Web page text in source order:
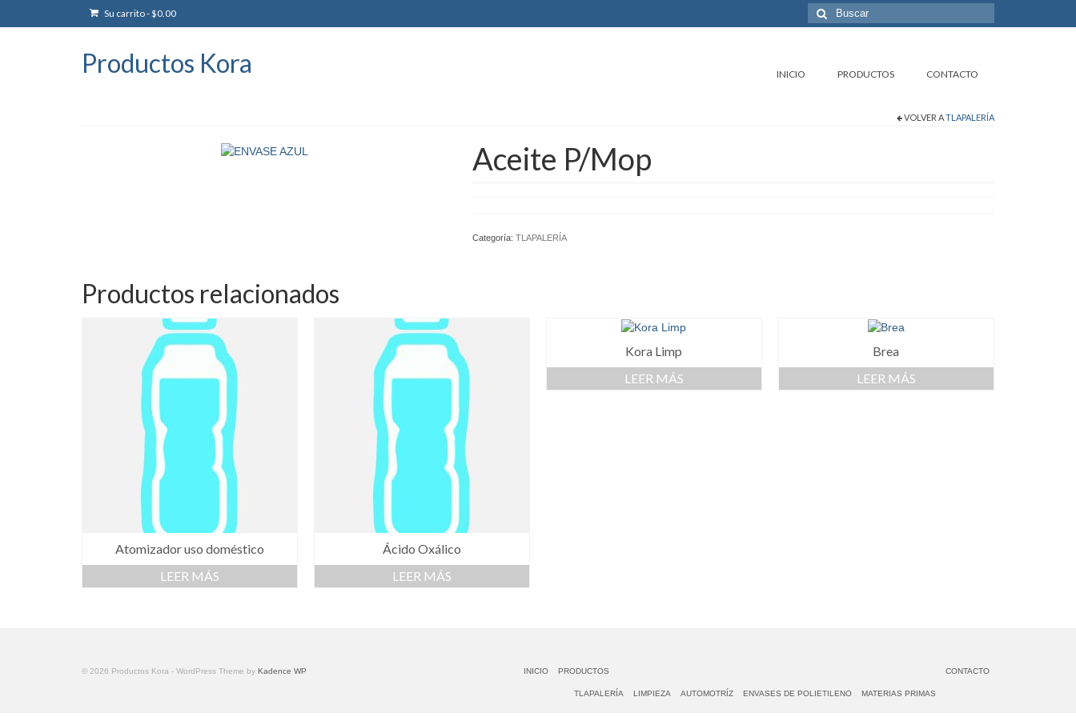
Su carrito-$0.00
Buscar
por:
Productos Kora INICIO PRODUCTOS CONTACTO
VOLVER ATLAPALERÍA
Aceite P/Mop
Categoría: TLAPALERÍA
Productos relacionados
Atomizador uso doméstico
LEER MÁS
Ácido Oxálico
LEER MÁS
Kora Limp
LEER MÁS
Brea
LEER MÁS
INICIO PRODUCTOS
TLAPALERÍA LIMPIEZA AUTOMOTRÍZ ENVASES DE POLIETILENO MATERIAS PRIMAS
CONTACTO
© 2026 Productos Kora - WordPress Theme by Kadence WP